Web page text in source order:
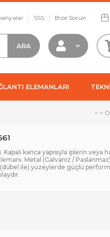
SSS Bize Sorun
ELEMANLARI
< <
kanca yapısıyla iplerin veya
Metal (Galvaniz / Paslanmaz)
ile) yüzeylerde güçlü